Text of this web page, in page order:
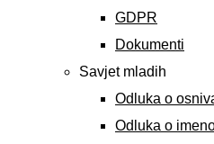
GDPR
Dokumenti
Savjet mladih
Odluka o
Odluka o